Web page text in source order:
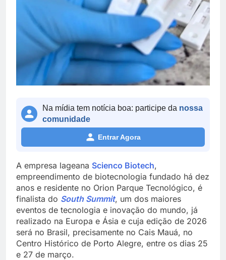
Na mídia tem notícia boa: participe da nossa
comunidade
Entrar Agora
A empresa lageana Scienco Biotech,
empreendimento de biotecnologia fundado há dez
anos e residente no Orion Parque Tecnológico, é
finalista do South Summit, um dos maiores
eventos de tecnologia e inovação do mundo, já
realizado na Europa e Ásia e cuja edição de 2026
será no Brasil, precisamente no Cais Mauá, no
Centro Histórico de Porto Alegre, entre os dias 25
e 27 de março.